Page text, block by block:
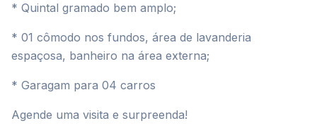
* Quintal gramado bem amplo;
* 01 cômodo nos fundos, área de lavanderia
espaçosa, banheiro na área externa;
* Garagam para 04 carros
Agende uma visita e surpreenda!